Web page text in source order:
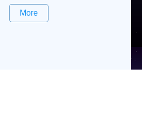
More